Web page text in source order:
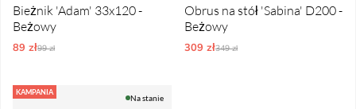
Bieżnik 'Adam' 33x120 -
Beżowy
89 złOrdynarne ceny:
99 zł
Obrus na stół 'Sabina' D200 -
Beżowy
309 złOrdynarne ceny:
349 zł
KAMPANIA
Na stanie